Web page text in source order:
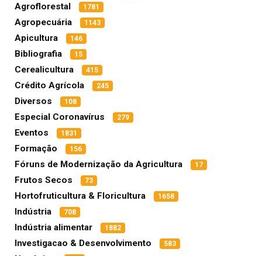
Agroflorestal 1781
Agropecuária 1143
Apicultura 146
Bibliografia 15
Cerealicultura 415
Crédito Agrícola 245
Diversos 108
Especial Coronavírus 279
Eventos 1831
Formação 156
Fóruns de Modernização da Agricultura 17
Frutos Secos 73
Hortofruticultura & Floricultura 1658
Indústria 708
Indústria alimentar 1882
Investigacao & Desenvolvimento 583